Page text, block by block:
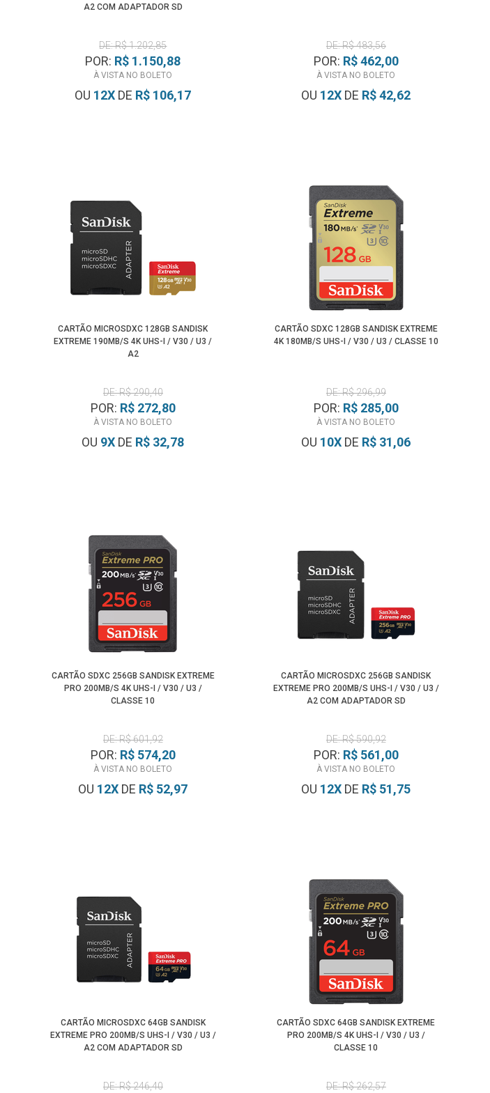
A2 COM ADAPTADOR SD
DE: R$ 1.202,85
POR: R$ 1.150,88
À VISTA NO BOLETO
OU 12X DE R$ 106,17
DE: R$ 483,56
POR: R$ 462,00
À VISTA NO BOLETO
OU 12X DE R$ 42,62
CARTÃO MICROSDXC 128GB SANDISK
EXTREME 190MB/S 4K UHS-I / V30 / U3 /
A2
DE: R$ 290,40
POR: R$ 272,80
À VISTA NO BOLETO
OU 9X DE R$ 32,78
CARTÃO SDXC 128GB SANDISK EXTREME
4K 180MB/S UHS-I / V30 / U3 / CLASSE 10
DE: R$ 296,99
POR: R$ 285,00
À VISTA NO BOLETO
OU 10X DE R$ 31,06
CARTÃO SDXC 256GB SANDISK EXTREME
PRO 200MB/S 4K UHS-I / V30 / U3 /
CLASSE 10
DE: R$ 601,92
POR: R$ 574,20
À VISTA NO BOLETO
OU 12X DE R$ 52,97
CARTÃO MICROSDXC 256GB SANDISK
EXTREME PRO 200MB/S UHS-I / V30 / U3 /
A2 COM ADAPTADOR SD
DE: R$ 590,92
POR: R$ 561,00
À VISTA NO BOLETO
OU 12X DE R$ 51,75
CARTÃO MICROSDXC 64GB SANDISK
EXTREME PRO 200MB/S UHS-I / V30 / U3 /
A2 COM ADAPTADOR SD
DE: R$ 246,40
CARTÃO SDXC 64GB SANDISK EXTREME
PRO 200MB/S 4K UHS-I / V30 / U3 /
CLASSE 10
DE: R$ 262,57